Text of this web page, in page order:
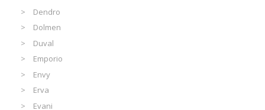
Dendro
Dolmen
Duval
Emporio
Envy
Erva
Evani